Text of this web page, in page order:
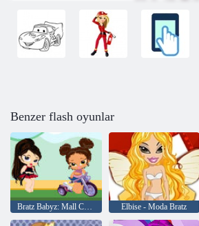
Benzer flash oyunlar
Bratz Babyz: Mall Crawl Elbise - Moda Bratz